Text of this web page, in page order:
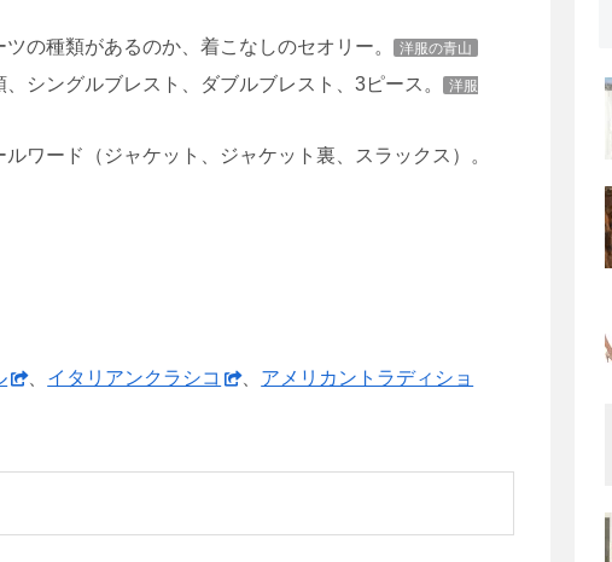
の種類があるのか、着こなしのセオリー。 洋服の青山
シングルブレスト、ダブルブレスト、3ピース。 洋服
ワード（ジャケット、ジャケット裏、スラックス）。
、 イタリアンクラシコ 、 アメリカントラディショ